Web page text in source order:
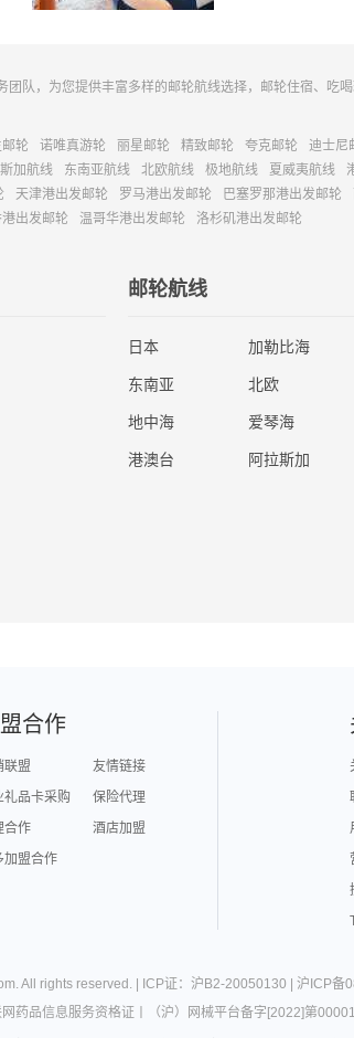
队，为您提供丰富多样的邮轮航线选择，邮轮住宿、
轮 诺唯真游轮 丽星邮轮 精致邮轮 夸克邮轮
迪士尼
加航线 东南亚航线 北欧航线 极地航线 夏威夷航线
天津港出发邮轮 罗马港出发邮轮 巴塞罗那港出发邮轮
出发邮轮 温哥华港出发邮轮 洛杉矶港出发邮轮
邮轮航线
日本 加勒比海
东南亚 北欧
地中海 爱琴海
港澳台 阿拉斯加
合作
联盟
友情链接
礼品卡采购
保险代理
合作
酒店加盟
加盟合作
. All rights reserved. | ICP证：沪B2-20050130 沪ICP备
网药品信息服务资格证 （沪）网械平台备字[2022]第